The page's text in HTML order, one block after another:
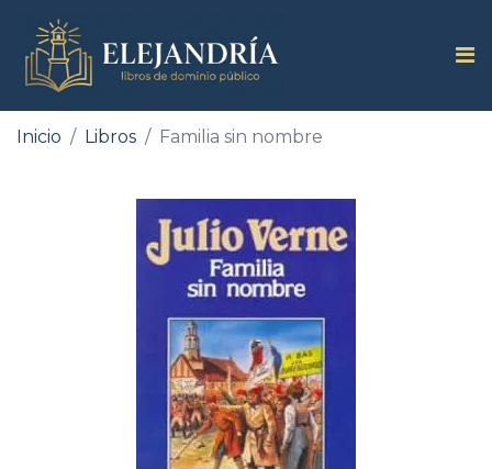
Inicio Libros Familia sin nombre